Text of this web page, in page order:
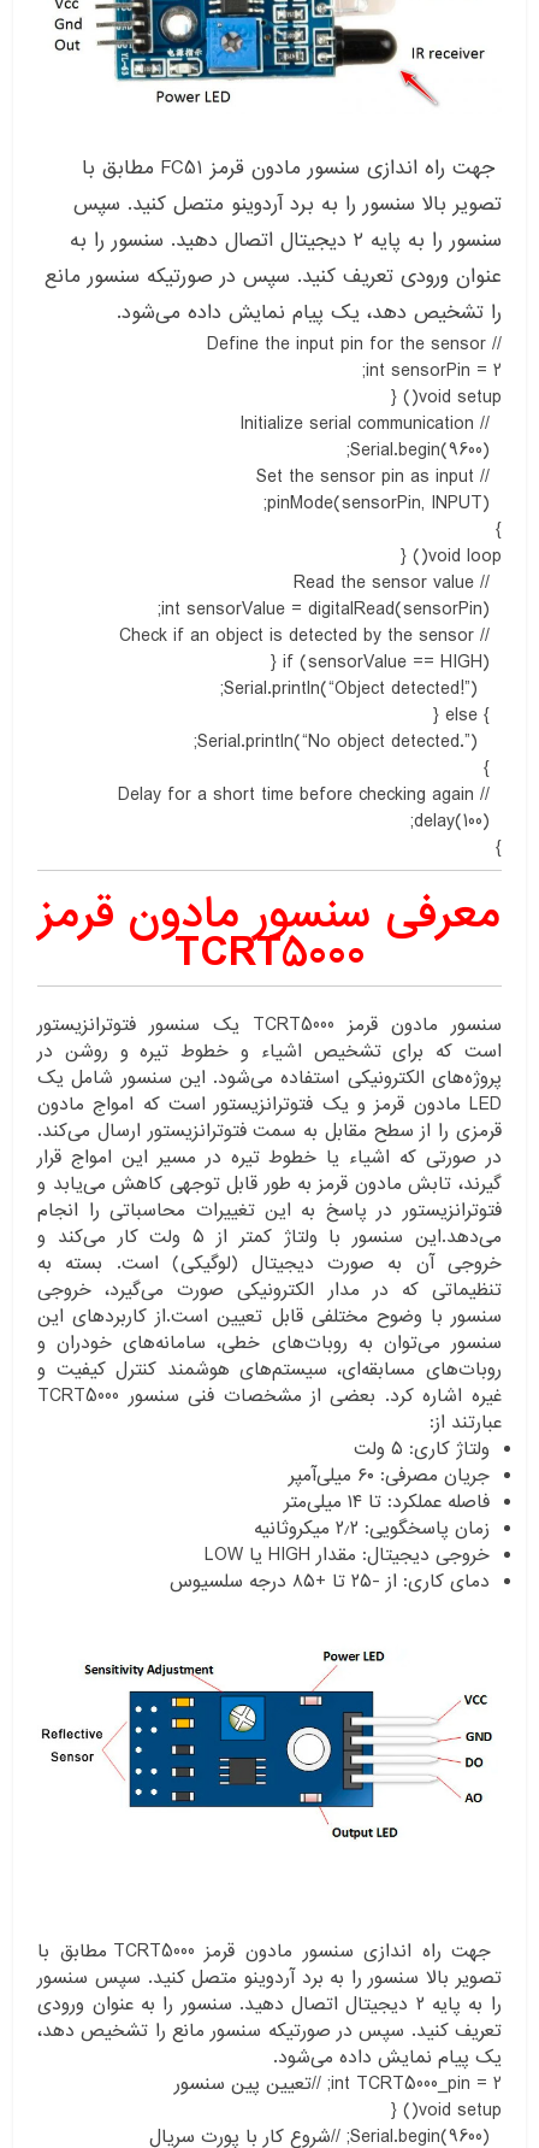
جهت راه اندازی سنسور مادون قرمز FC51 مطابق با
تصویر بالا سنسور را به برد آردوینو متصل کنید. سپس
سنسور را به پایه ۲ دیجیتال اتصال دهید. سنسور را به
عنوان ورودی تعریف کنید. سپس در صورتیکه سنسور مانع
را تشخیص دهد، یک پیام نمایش داده می‌شود.
// Define the input pin for the sensor
int sensorPin = 2;
void setup() {
// Initialize serial communication
// Set the sensor pin as input
}
void loop() {
// Read the sensor value
// Check if an object is detected by the sensor
} else {
}
// Delay for a short time before checking again
}
معرفی سنسور مادون قرمز
TCRT5000
سنسور مادون قرمز TCRT5000 یک سنسور فتوترانزیستور
است که برای تشخیص اشیاء و خطوط تیره و روشن در
پروژه‌های الکترونیکی استفاده می‌شود. این سنسور شامل یک
LED مادون قرمز و یک فتوترانزیستور است که امواج مادون
قرمزی را از سطح مقابل به سمت فتوترانزیستور ارسال می‌کند.
در صورتی که اشیاء یا خطوط تیره در مسیر این امواج قرار
گیرند، تابش مادون قرمز به طور قابل توجهی کاهش می‌یابد و
فتوترانزیستور در پاسخ به این تغییرات محاسباتی را انجام
می‌دهد.این سنسور با ولتاژ کمتر از ۵ ولت کار می‌کند و
خروجی آن به صورت دیجیتال (لوگیکی) است. بسته به
تنظیماتی که در مدار الکترونیکی صورت می‌گیرد، خروجی
سنسور با وضوح مختلفی قابل تعیین است.از کاربردهای این
سنسور می‌توان به روبات‌های خطی، سامانه‌های خودران و
روبات‌های مسابقه‌ای، سیستم‌های هوشمند کنترل کیفیت و
غیره اشاره کرد. بعضی از مشخصات فنی سنسور TCRT5000
عبارتند از:
ولتاژ کاری: ۵ ولت
جریان مصرفی: ۶۰ میلی‌آمپر
فاصله عملکرد: تا ۱۴ میلی‌متر
زمان پاسخگویی: ۲٫۲ میکروثانیه
خروجی دیجیتال: مقدار HIGH یا LOW
دمای کاری: از -۲۵ تا +۸۵ درجه سلسیوس
جهت راه اندازی سنسور مادون قرمز TCRT5000 مطابق با
تصویر بالا سنسور را به برد آردوینو متصل کنید. سپس سنسور
را به پایه ۲ دیجیتال اتصال دهید. سنسور را به عنوان ورودی
تعریف کنید. سپس در صورتیکه سنسور مانع را تشخیص دهد،
یک پیام نمایش داده می‌شود.
int TCRT5000_pin = 2; //تعیین پین سنسور
void setup() {